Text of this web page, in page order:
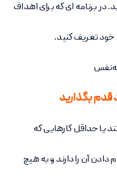
در برنامه ای که برای اهداف
خود تعریف کنید.
بگذارید
یا حداقل کارهایی که
دادن آن را دارند و به هیچ